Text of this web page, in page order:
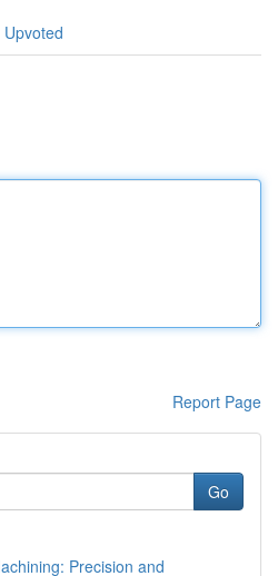
Report Page
Go
Precision and